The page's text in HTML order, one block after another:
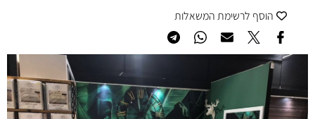
הוסף לרשימת המשאלות